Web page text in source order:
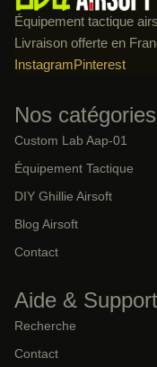
Équipement tactique
Livraison offerte en
InstagramPinterest
Nos catégories
Custom Lab Aap-01
Équipement Tactique
DIY Ghillie Airsoft
Blog Airsoft
Contact
Aide & Support
Recherche
Contact